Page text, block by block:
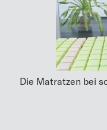
Die Matratzen bei